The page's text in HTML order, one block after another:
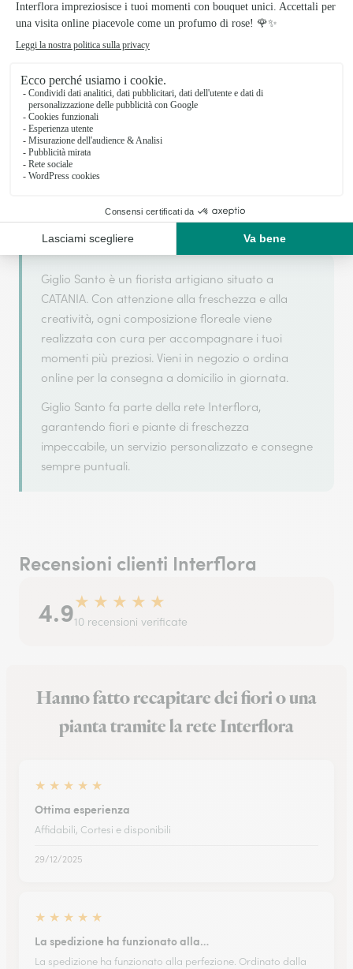
Il tuo fiorista artigiano a CATANIA
Giglio Santo si basa sulla sua partnership con
riferimento, per garantirti un servizio di qualità.
Giglio Santo è un fiorista artigiano situato a
CATANIA. Con attenzione alla freschezza e alla
creatività, ogni composizione floreale viene
realizzata con cura per accompagnare i tuoi
momenti più preziosi. Vieni in negozio o ordina
online per la consegna a domicilio in giornata.
Giglio Santo fa parte della rete Interflora,
garantendo fiori e piante di freschezza
impeccabile, un servizio personalizzato e consegne
sempre puntuali.
Recensioni clienti Interflora
4.9★ ★ ★ ★ ★
10 recensioni verificate
Hanno fatto recapitare dei fiori o una
pianta tramite la rete Interflora
★ ★ ★ ★ ★
Ottima esperienza
Affidabili, Cortesi e disponibili
29/12/2025
★ ★ ★ ★ ★
La spedizione ha funzionato alla…
La spedizione ha funzionato alla perfezione. Ordinato dalla